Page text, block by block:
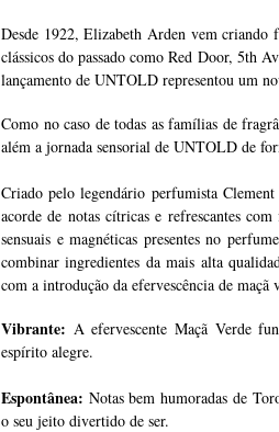
Desde 1922, Elizabeth Arden vem criando
clássicos do passado como Red Door, 5th
lançamento de UNTOLD representou um
Como no caso de todas as famílias de
além a jornada sensorial de UNTOLD de
Criado pelo legendário perfumista
acorde de notas cítricas e refrescantes
sensuais e magnéticas presentes no
combinar ingredientes da mais alta
com a introdução da efervescência de
Vibrante: A efervescente Maçã Verde
espírito alegre.
Espontânea: Notas bem humoradas de
o seu jeito divertido de ser.